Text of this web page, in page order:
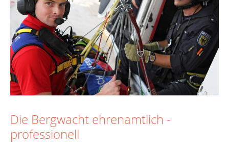
Die Bergwacht ehrenamtlich -
professionell